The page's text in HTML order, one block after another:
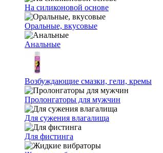
На силиконовой основе
Оральные, вкусовые
Анальные
Возбуждающие смазки, гели, кремы
Пролонгаторы для мужчин
Для сужения влагалища
Для фистинга